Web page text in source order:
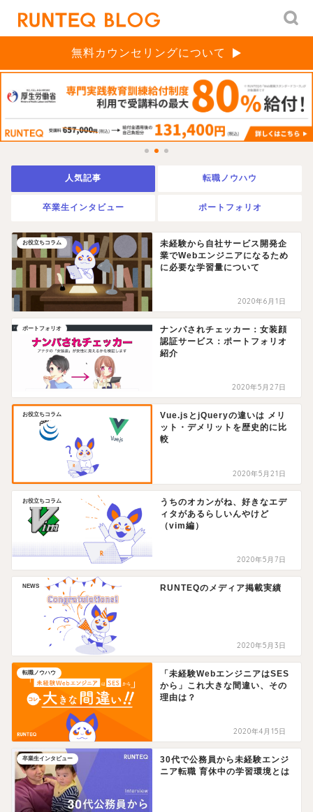
無料カウンセリングについて
人気記事 転職ノウハウ
卒業生インタビュー ポートフォリオ
お役立ちコラム
未経験から自社サービス開発企
業でWebエンジニアになるため
に必要な学習量について
2020年6月1日
ポートフォリオ
ナンパされチェッカー：女装顔
認証サービス：ポートフォリオ
紹介
2020年5月27日
お役立ちコラム
Vue.jsとjQueryの違いは メリ
ット・デメリットを歴史的に比
較
2020年5月21日
お役立ちコラム
うちのオカンがね、好きなエデ
ィタがあるらしいんやけど
（vim編）
2020年5月7日
NEWS RUNTEQのメディア掲載実績
2020年5月3日
転職ノウハウ
「未経験WebエンジニアはSES
から」これ大きな間違い、その
理由は？
2020年4月15日
卒業生インタビュー
30代で公務員から未経験エンジ
ニア転職 育休中の学習環境とは